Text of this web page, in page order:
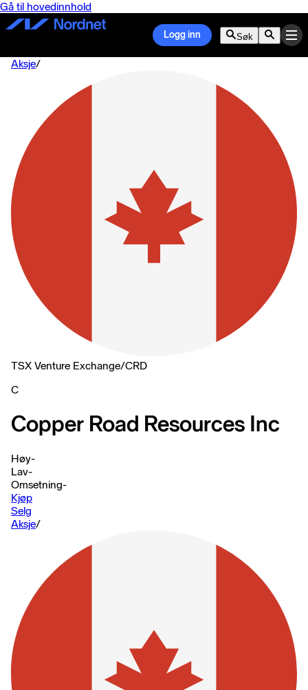
Gå til hovedinnhold
Logg inn Søk
Aksje/
TSX Venture Exchange/CRD
C
Copper Road Resources Inc
Høy-
Lav-
Omsetning-
Kjøp
Selg
Aksje/